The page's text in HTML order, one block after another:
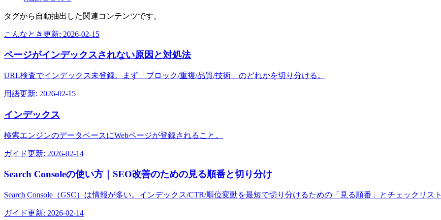
タグから自動抽出した関連コンテンツです。
こんなとき更新: 2026-02-15
ページがインデックスされない原因と対処法
URL検査でインデックス未登録。まず「ブロック/重複/品質/技術」のどれかを切り分ける。
用語更新: 2026-02-15
インデックス
検索エンジンのデータベースにWebページが登録されること。
ガイド更新: 2026-02-14
Search Consoleの使い方｜SEO改善のための見る順番と切り分け
Search Console（GSC）は情報が多い。インデックス/CTR/順位変動を最短で切り分けるための「見る順番」とチェックリス
ガイド更新: 2026-02-14